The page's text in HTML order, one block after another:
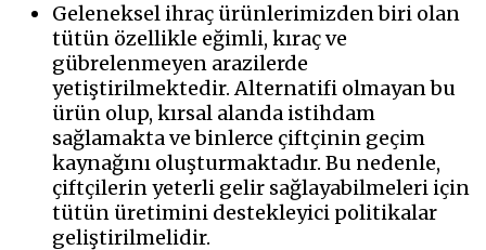
Geleneksel ihraç ürünlerimizden biri olan
tütün özellikle eğimli, kıraç ve
gübrelenmeyen arazilerde
yetiştirilmektedir. Alternatifi olmayan bu
ürün olup, kırsal alanda istihdam
sağlamakta ve binlerce çiftçinin geçim
kaynağını oluşturmaktadır. Bu nedenle,
çiftçilerin yeterli gelir sağlayabilmeleri için
tütün üretimini destekleyici politikalar
geliştirilmelidir.